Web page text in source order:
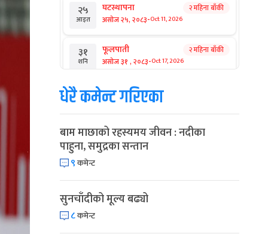
२५
आइत
घटस्थापना
असोज २५, २०८३-Oct 11, 2026
२ महिना बाँकी
३१
शनि
फूलपाती
असोज ३१ , २०८३-Oct 17, 2026
२ महिना बाँकी
१
आइत
कार्तिक सङ्क्रान्ति
कार्तिक १, २०८३-Oct 18, 2026
३
मंगल
महानवमी
कार्तिक ३, २०८३-
२ महिना बाँकी
४
५
-
धेरै कमेन्ट गरिएका
बाम माछाको रहस्यमय जीवन : नदीका
पाहुना, समुद्रका सन्तान
९कमेन्ट
सुनचाँदीको मूल्य बढ्यो
८कमेन्ट